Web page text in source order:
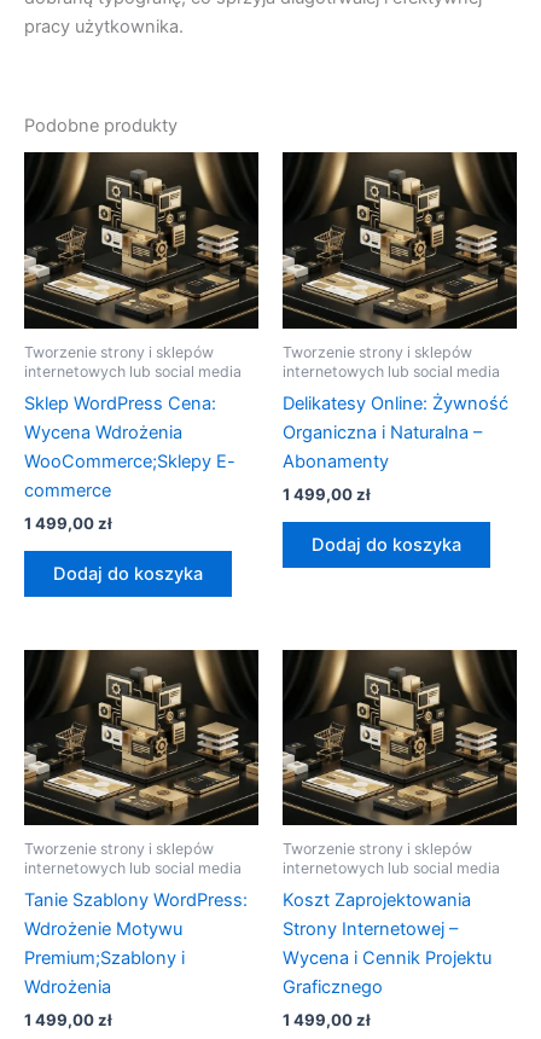
pracy użytkownika.
Podobne produkty
Tworzenie strony i sklepów
internetowych lub social media
Sklep WordPress Cena:
Wycena Wdrożenia
WooCommerce;Sklepy E-
commerce
1 499,00zł
Dodaj do koszyka
Tworzenie strony i sklepów
internetowych lub social media
Delikatesy Online: Żywność
Organiczna i Naturalna –
Abonamenty
1 499,00zł
Dodaj do koszyka
Tworzenie strony i sklepów
internetowych lub social media
Tanie Szablony WordPress:
Wdrożenie Motywu
Premium;Szablony i
Wdrożenia
1 499,00zł
Tworzenie strony i sklepów
internetowych lub social media
Koszt Zaprojektowania
Strony Internetowej –
Wycena i Cennik Projektu
Graficznego
1 499,00zł